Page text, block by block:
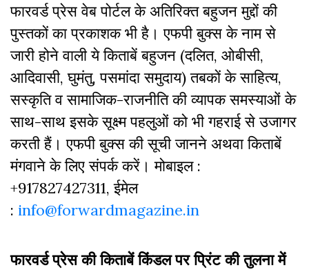
फारवर्ड प्रेस वेब पोर्टल के अतिरिक्‍त बहुजन मुद्दों की
पुस्‍तकों का प्रकाशक भी है। एफपी बुक्‍स के नाम से
जारी होने वाली ये किताबें बहुजन (दलित, ओबीसी,
आदिवासी, घुमंतु, पसमांदा समुदाय) तबकों के साहित्‍य,
सस्‍क‍ृति व सामाजिक-राजनीति की व्‍यापक समस्‍याओं के
साथ-साथ इसके सूक्ष्म पहलुओं को भी गहराई से उजागर
करती हैं। एफपी बुक्‍स की सूची जानने अथवा किताबें
मंगवाने के लिए संपर्क करें। मोबाइल :
+917827427311, ईमेल
: info@forwardmagazine.in
फारवर्ड प्रेस की किताबें किंडल पर प्रिंट की तुलना में